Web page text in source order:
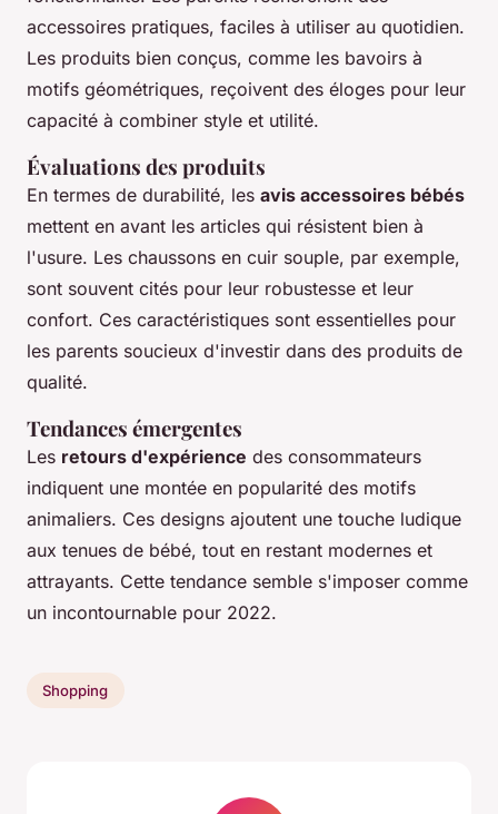
accessoires pratiques, faciles à utiliser au quotidien.
Les produits bien conçus, comme les bavoirs à
motifs géométriques, reçoivent des éloges pour leur
capacité à combiner style et utilité.
Évaluations des produits
En termes de durabilité, les avis accessoires bébés
mettent en avant les articles qui résistent bien à
l'usure. Les chaussons en cuir souple, par exemple,
sont souvent cités pour leur robustesse et leur
confort. Ces caractéristiques sont essentielles pour
les parents soucieux d'investir dans des produits de
qualité.
Tendances émergentes
Les retours d'expérience des consommateurs
indiquent une montée en popularité des motifs
animaliers. Ces designs ajoutent une touche ludique
aux tenues de bébé, tout en restant modernes et
attrayants. Cette tendance semble s'imposer comme
un incontournable pour 2022.
Shopping